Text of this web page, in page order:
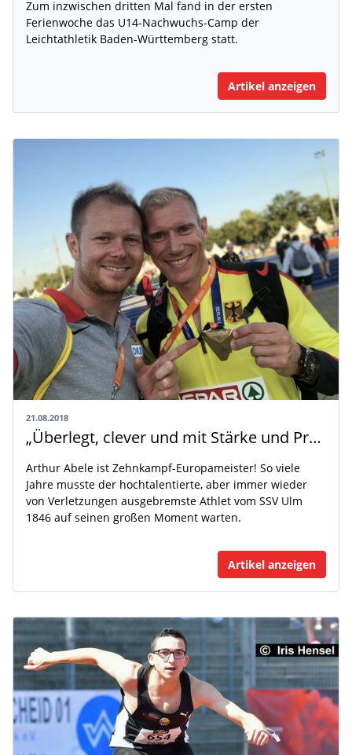
Zum inzwischen dritten Mal fand in der ersten
Ferienwoche das U14-Nachwuchs-Camp der
Leichtathletik Baden-Württemberg statt.
Artikel anzeigen
21.08.2018
„Überlegt, clever und mit Stärke und Präsenz": Trainer Christopher Hallmann über Zehnkampf-Europameister Arthur Abele
Arthur Abele ist Zehnkampf-Europameister! So viele
Jahre musste der hochtalentierte, aber immer wieder
von Verletzungen ausgebremste Athlet vom SSV Ulm
1846 auf seinen großen Moment warten.
Artikel anzeigen